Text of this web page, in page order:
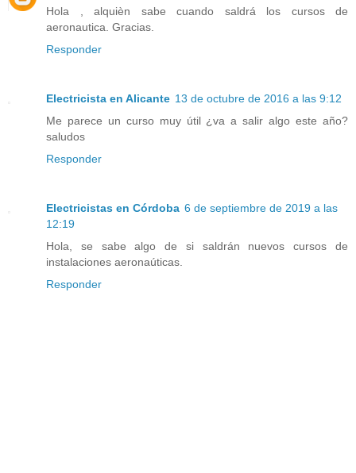
Hola , alquièn sabe cuando saldrá los cursos de
aeronautica. Gracias.
Responder
Electricista en Alicante 13 de octubre de 2016 a las 9:12
Me parece un curso muy útil ¿va a salir algo este año?
saludos
Responder
Electricistas en Córdoba 6 de septiembre de 2019 a las
12:19
Hola, se sabe algo de si saldrán nuevos cursos de
instalaciones aeronaúticas.
Responder